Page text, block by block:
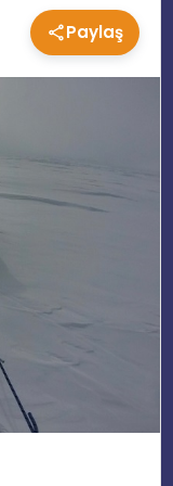
Paylaş